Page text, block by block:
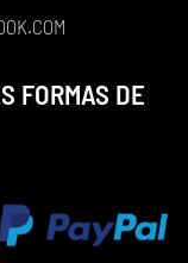
FORMAS DE